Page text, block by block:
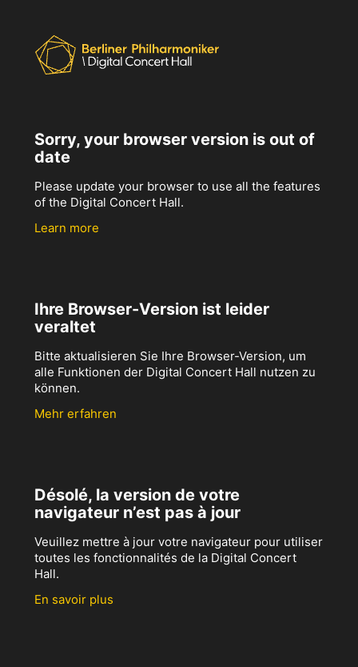
Sorry, your browser version is out of
date
Please update your browser to use all the features
of the Digital Concert Hall.
Learn more
Ihre Browser-Version ist leider
veraltet
Bitte aktualisieren Sie Ihre Browser-Version, um
alle Funktionen der Digital Concert Hall nutzen zu
können.
Mehr erfahren
Désolé, la version de votre
navigateur n’est pas à jour
Veuillez mettre à jour votre navigateur pour utiliser
toutes les fonctionnalités de la Digital Concert
Hall.
En savoir plus